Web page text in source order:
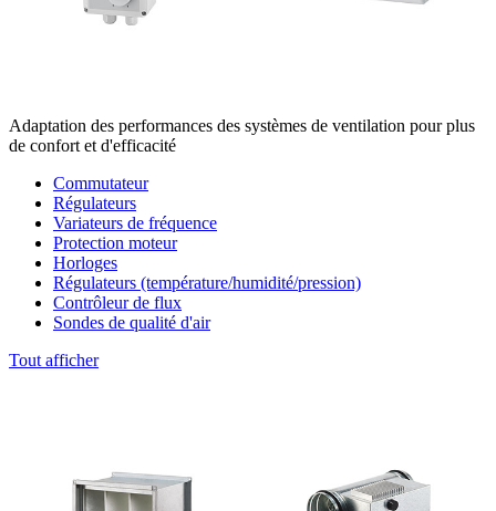
Adaptation des performances des systèmes de ventilation pour plus
de confort et d'efficacité
Commutateur
Régulateurs
Variateurs de fréquence
Protection moteur
Horloges
Régulateurs (température/humidité/pression)
Contrôleur de flux
Sondes de qualité d'air
Tout afficher